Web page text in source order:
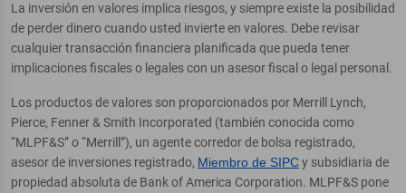
La inversión en valores implica riesgos, y siempre existe la posibilidad
de perder dinero cuando usted invierte en valores. Debe revisar
cualquier transacción financiera planificada que pueda tener
implicaciones fiscales o legales con un asesor fiscal o legal personal.
Los productos de valores son proporcionados por Merrill Lynch,
Pierce, Fenner & Smith Incorporated (también conocida como
“MLPF&S” o “Merrill”), un agente corredor de bolsa registrado,
asesor de inversiones registrado, Miembro de SIPCy subsidiaria de
propiedad absoluta de Bank of America Corporation. MLPF&S pone